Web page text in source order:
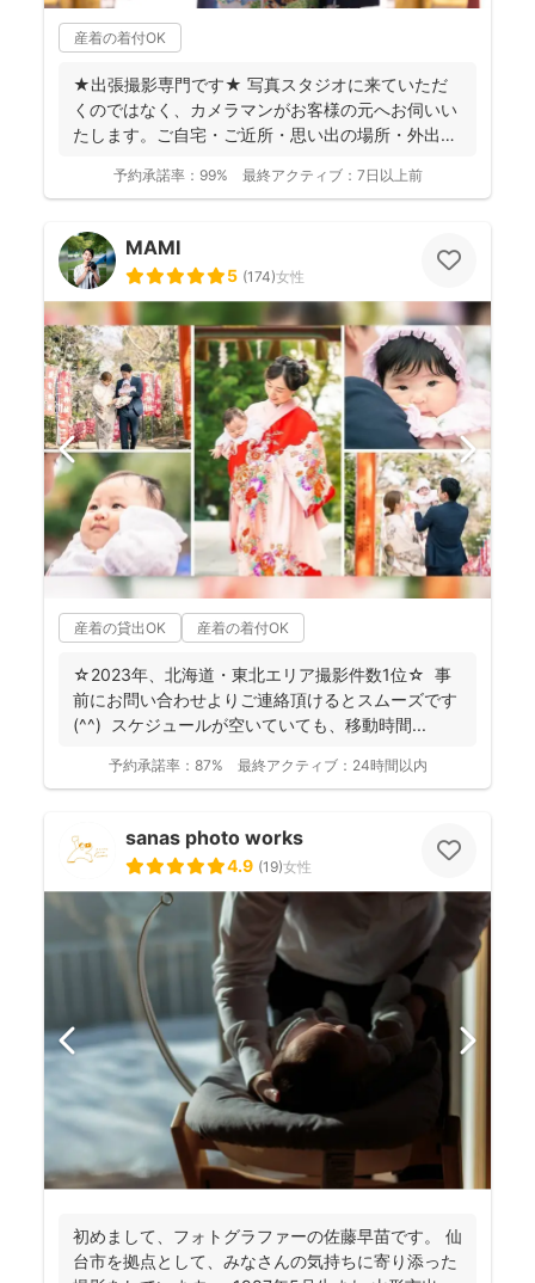
産着の着付OK
★出張撮影専門です★ 写真スタジオに来ていただ
くのではなく、カメラマンがお客様の元へお伺いい
たします。ご自宅・ご近所・思い出の場所・外出が
予約承諾率： 99% 最終アクティブ： 7日以上前
MAMI
5 (174)女性
産着の貸出OK 産着の着付OK
☆2023年、北海道・東北エリア撮影件数1位☆ 事
前にお問い合わせよりご連絡頂けるとスムーズです
(^^) スケジュールが空いていても、移動時間...
予約承諾率： 87% 最終アクティブ： 24時間以内
sanas photo works
4.9 (19)女性
初めまして、フォトグラファーの佐藤早苗です。 仙
台市を拠点として、みなさんの気持ちに寄り添った